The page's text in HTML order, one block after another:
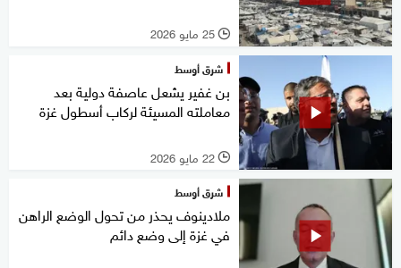
l 25 مايو 2026
شرق أوسط
بن غفير يشعل عاصفة دولية بعد
معاملته المسيئة لركاب أسطول غزة
l 22 مايو 2026
شرق أوسط
ملادينوف يحذر من تحول الوضع الراهن
في غزة إلى وضع دائم